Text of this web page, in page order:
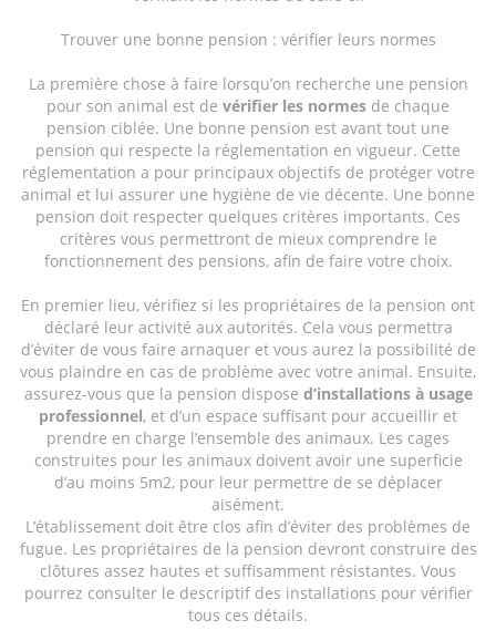
Trouver une bonne pension : vérifier leurs normes
La première chose à faire lorsqu’on recherche une pension
pour son animal est de vérifier les normes de chaque
pension ciblée. Une bonne pension est avant tout une
pension qui respecte la réglementation en vigueur. Cette
réglementation a pour principaux objectifs de protéger votre
animal et lui assurer une hygiène de vie décente. Une bonne
pension doit respecter quelques critères importants. Ces
critères vous permettront de mieux comprendre le
fonctionnement des pensions, afin de faire votre choix.
En premier lieu, vérifiez si les propriétaires de la pension ont
déclaré leur activité aux autorités. Cela vous permettra
d’éviter de vous faire arnaquer et vous aurez la possibilité de
vous plaindre en cas de problème avec votre animal. Ensuite,
assurez-vous que la pension dispose d’installations à usage
professionnel, et d’un espace suffisant pour accueillir et
prendre en charge l’ensemble des animaux. Les cages
construites pour les animaux doivent avoir une superficie
d’au moins 5m2, pour leur permettre de se déplacer
aisément.
L’établissement doit être clos afin d’éviter des problèmes de
fugue. Les propriétaires de la pension devront construire des
clôtures assez hautes et suffisamment résistantes. Vous
pourrez consulter le descriptif des installations pour vérifier
tous ces détails.